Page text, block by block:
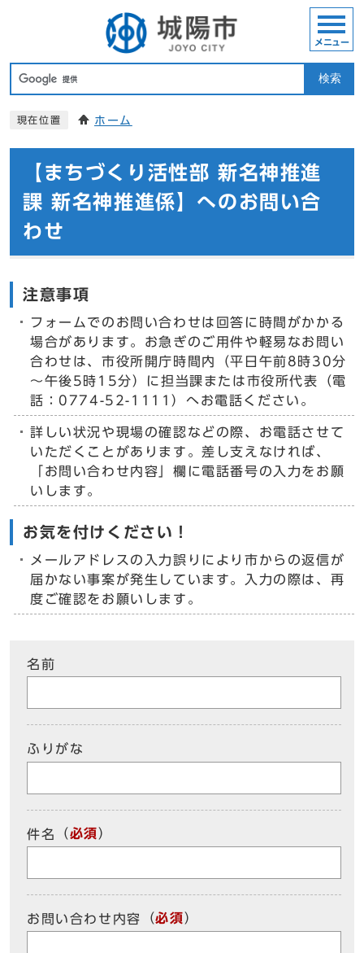
検索
メニュー
現在位置 ホーム
【まちづくり活性部 新名神推進
課 新名神推進係】へのお問い合
わせ
注意事項
フォームでのお問い合わせは回答に時間がかかる
場合があります。お急ぎのご用件や軽易なお問い
合わせは、市役所開庁時間内（平日午前8時30分
～午後5時15分）に担当課または市役所代表（電
話：0774-52-1111）へお電話ください。
詳しい状況や現場の確認などの際、お電話させて
いただくことがあります。差し支えなければ、
「お問い合わせ内容」欄に電話番号の入力をお願
いします。
お気を付けください！
メールアドレスの入力誤りにより市からの返信が
届かない事案が発生しています。入力の際は、再
度ご確認をお願いします。
名前
ふりがな
件名 （必須）
お問い合わせ内容 （必須）